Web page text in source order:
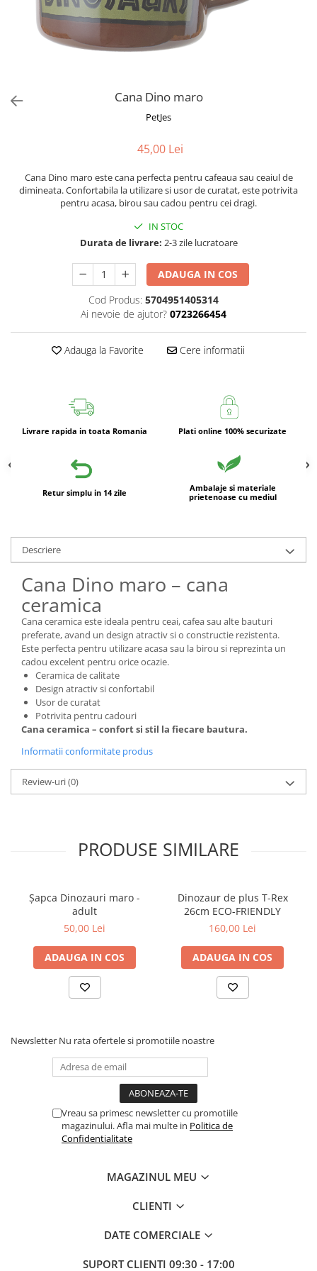
Creioane
Caiete 3D
Glitter Eyes
Fairytales
Wild Hangers
ColourZoo
Girly
Lovely Hearts
Animals in Tubes
Cana Dino maro
PetJes
45,00 Lei
Cana Dino maro este cana perfecta pentru cafeaua sau ceaiul de
dimineata. Confortabila la utilizare si usor de curatat, este potrivita
pentru acasa, birou sau cadou pentru cei dragi.
IN STOC
Durata de livrare: 2-3 zile lucratoare
ADAUGA IN COS
Cod Produs: 5704951405314
Ai nevoie de ajutor? 0723266454
Adauga la Favorite Cere informatii
Livrare rapida in toata Romania Plati online 100% securizate
Retur simplu in 14 zile
Ambalaje si materiale
prietenoase cu mediul
Descriere
Cana Dino maro – cana
ceramica
Cana ceramica este ideala pentru ceai, cafea sau alte bauturi
preferate, avand un design atractiv si o constructie rezistenta.
Este perfecta pentru utilizare acasa sau la birou si reprezinta un
cadou excelent pentru orice ocazie.
Ceramica de calitate
Design atractiv si confortabil
Usor de curatat
Potrivita pentru cadouri
Cana ceramica – confort si stil la fiecare bautura.
Informatii conformitate produs
Review-uri(0)
PRODUSE SIMILARE
Șapca Dinozauri maro -
adult
50,00 Lei
ADAUGA IN COS
Dinozaur de plus T-Rex
26cm ECO-FRIENDLY
160,00 Lei
ADAUGA IN COS
Newsletter Nu rata ofertele si promotiile noastre
Vreau sa primesc newsletter cu promotiile
magazinului. Afla mai multe in Politica de
Confidentialitate
MAGAZINUL MEU
CLIENTI
DATE COMERCIALE
SUPORT CLIENTI 09:30 - 17:00